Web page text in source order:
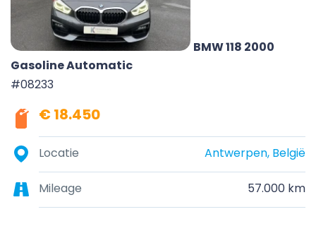
BMW 118 2000
Gasoline Automatic
#08233
€ 18.450
Locatie Antwerpen, België
Mileage 57.000 km